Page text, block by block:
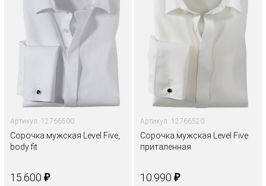
Артикул: 12766500
Сорочка мужская Level Five,
body fit
15.600 ₽
Артикул: 12766520
Сорочка мужская Level Five
приталенная
10.990 ₽